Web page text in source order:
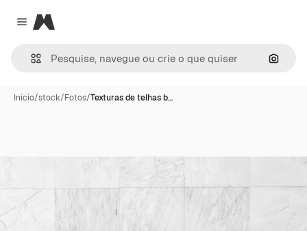
Close menu
Magnific
Início/stock/Fotos/Texturas de telhas b…